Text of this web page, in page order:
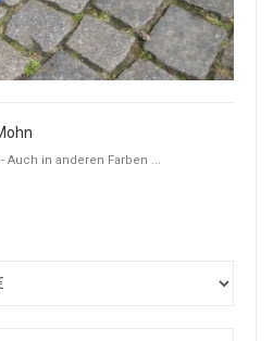
Auch in anderen Farben ...